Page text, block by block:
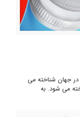
جهان شناخته می
می شود. به